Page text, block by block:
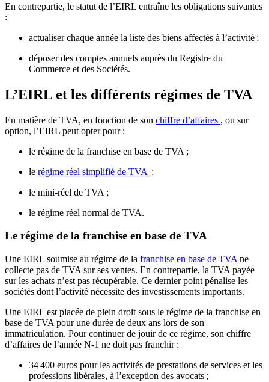
En contrepartie, le statut de l’EIRL entraîne les obligations suivantes
:
actualiser chaque année la liste des biens affectés à l’activité ;
déposer des comptes annuels auprès du Registre du
Commerce et des Sociétés.
L’EIRL et les différents régimes de TVA
En matière de TVA, en fonction de son chiffre d’affaires , ou sur
option, l’EIRL peut opter pour :
le régime de la franchise en base de TVA ;
le régime réel simplifié de TVA ;
le mini-réel de TVA ;
le régime réel normal de TVA.
Le régime de la franchise en base de TVA
Une EIRL soumise au régime de la franchise en base de TVA ne
collecte pas de TVA sur ses ventes. En contrepartie, la TVA payée
sur les achats n’est pas récupérable. Ce dernier point pénalise les
sociétés dont l’activité nécessite des investissements importants.
Une EIRL est placée de plein droit sous le régime de la franchise en
base de TVA pour une durée de deux ans lors de son
immatriculation. Pour continuer de jouir de ce régime, son chiffre
d’affaires de l’année N-1 ne doit pas franchir :
34 400 euros pour les activités de prestations de services et les
professions libérales, à l’exception des avocats ;